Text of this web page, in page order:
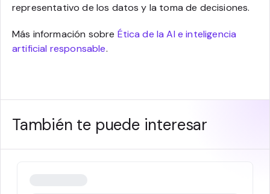
representativo de los datos y la toma de decisiones.
Más información sobre Ética de la AI e inteligencia
artificial responsable.
También te puede interesar